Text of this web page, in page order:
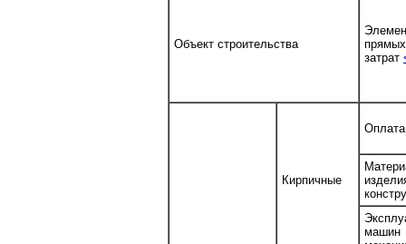
Объект строительства
прямых
затрат
Кирпичные